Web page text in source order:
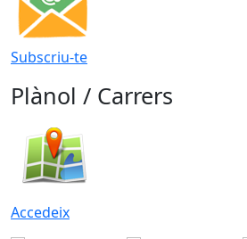
Subscriu-te
Plànol / Carrers
Accedeix